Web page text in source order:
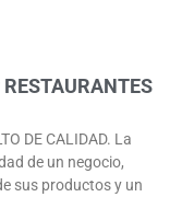
RESTAURANTES
DE CALIDAD. La
de un negocio,
sus productos y un